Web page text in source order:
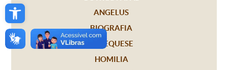
Open toolbar
ANGELUS
BIOGRAFIA
CATEQUESE
HOMILIA